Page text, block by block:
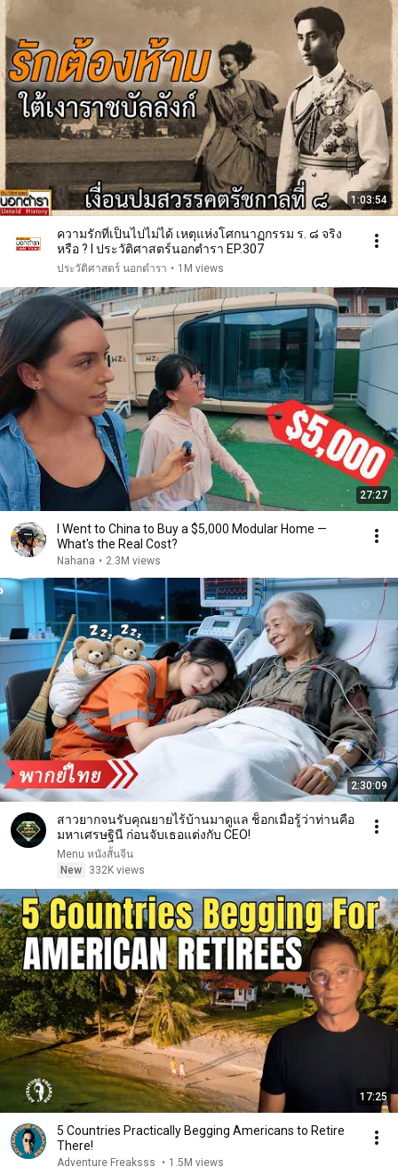
1:03:54
ความรักที่เป็นไปไม่ได้ เหตุแห่งโศกนาฏกรรม ร. ๘ จริง
หรือ ? I ประวัติศาสตร์นอกตำรา EP.307
ประวัติศาสตร์ นอกตํารา • 1M views
27:27
I Went to China to Buy a $5,000 Modular Home —
What's the Real Cost?
Nahana • 2.3M views
2:30:09
สาวยากจนรับคุณยายไร้บ้านมาดูแล ช็อกเมื่อรู้ว่าท่านคือ
มหาเศรษฐินี ก่อนจับเธอแต่งกับ CEO!
Menu หนังสั้นจีน
New
332K views
17:25
5 Countries Practically Begging Americans to Retire
There!
Adventure Freaksss • 1.5M views